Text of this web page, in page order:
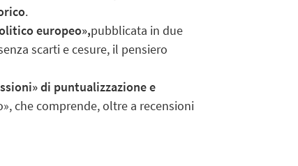
.
europeo»,pubblicata in due
scarti e cesure, il pensiero
di puntualizzazione e
che comprende, oltre a recensioni